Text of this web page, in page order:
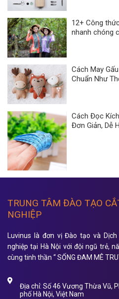
12+ Công
nhanh chóng
Cách May
Chuẩn Như
Cách Đọc
Đơn Giản, Dễ
TRUNG TÂM ĐÀO TẠO
NGHIỆP
Luvinus là đơn vị Đào tạo và
nghiệp tại Hà Nội với đội ngũ trẻ,
cùng tinh thần “ SỐNG ĐAM MÊ
Địa chỉ: Số 46 Vương Thừa Vũ,
phố Hà Nội, Việt Nam